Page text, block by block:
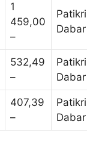
1
459,00
–
Dabar
532,49
–
Dabar
407,39
–
Dabar